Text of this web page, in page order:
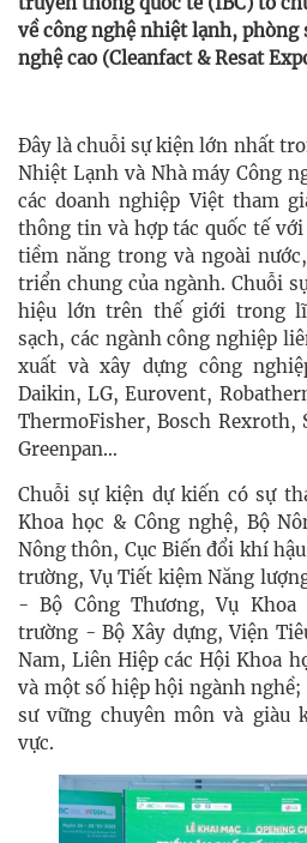
về công nghệ nhiệt lạnh, phòng
nghệ cao (Cleanfact & Resat
Đây là chuỗi sự kiện lớn nhất
Nhiệt Lạnh và Nhà máy Công
các doanh nghiệp Việt tham
thông tin và hợp tác quốc tế
tiềm năng trong và ngoài
triển chung của ngành. Chuỗi
hiệu lớn trên thế giới trong
sạch, các ngành công nghiệp
xuất và xây dựng công
Daikin, LG, Eurovent,
ThermoFisher, Bosch Rexroth,
Greenpan…
Chuỗi sự kiện dự kiến có sự
Khoa học & Công nghệ, Bộ
Nông thôn, Cục Biến đổi khí
trường, Vụ Tiết kiệm Năng
- Bộ Công Thương, Vụ
trường - Bộ Xây dựng, Viện
Nam, Liên Hiệp các Hội Khoa
và một số hiệp hội ngành
sư vững chuyên môn và giàu
vực.